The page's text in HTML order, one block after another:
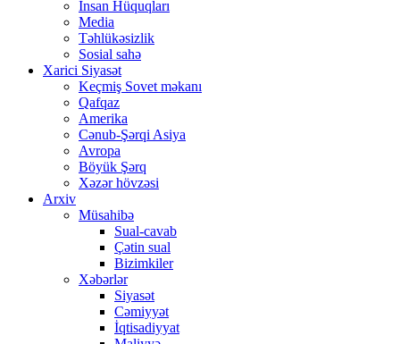
İnsan Hüquqları
Media
Təhlükəsizlik
Sosial sahə
Xarici Siyasət
Keçmiş Sovet məkanı
Qafqaz
Amerika
Cənub-Şərqi Asiya
Avropa
Böyük Şərq
Xəzər hövzəsi
Arxiv
Müsahibə
Sual-cavab
Çətin sual
Bizimkiler
Xəbərlər
Siyasət
Cəmiyyət
İqtisadiyyat